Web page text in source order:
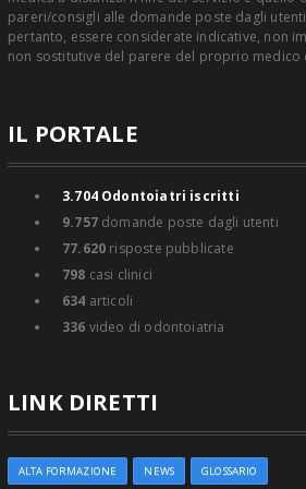
pareri/consigli alle domande poste dagli
pertanto, essere considerate indicative, non
non sostitutive del parere del proprio medico
IL PORTALE
3.704Odontoiatri iscritti
9.757domande poste dagli utenti
77.620 risposte pubblicate
798 casi clinici
634 articoli
336 video di odontoiatria
LINK DIRETTI
ALTA FORMAZIONE NEWS GLOSSARIO